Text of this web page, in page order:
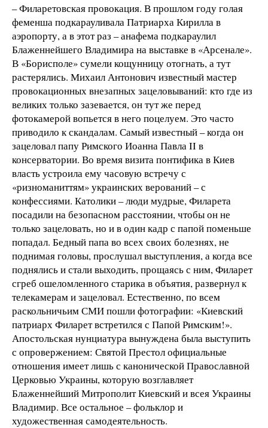
– Филаретовская провокация. В прошлом году голая
феменша подкарауливала Патриарха Кирилла в
аэропорту, а в этот раз – анафема подкараулил
Блаженнейшего Владимира на выставке в «Арсенале».
В «Борисполе» сумели кощунницу отогнать, а тут
растерялись. Михаил Антонович известный мастер
провокационных внезапных зацеловываний: кто где из
великих только зазевается, он тут же перед
фотокамерой вопьется в него поцелуем. Это часто
приводило к скандалам. Самый известный – когда он
зацеловал папу Римского Иоанна Павла II в
консерватории. Во время визита понтифика в Киев
власть устроила ему часовую встречу с
«ризноманиттям» украинских верований – с
конфессиями. Католики – люди мудрые, Филарета
посадили на безопасном расстоянии, чтобы он не
только зацеловать, но и в один кадр с папой поменьше
попадал. Бедный папа во всех своих болезнях, не
поднимая головы, прослушал выступления, а когда все
поднялись и стали выходить, прощаясь с ним, Филарет
сгреб ошеломленного старика в объятия, развернул к
телекамерам и зацеловал. Естественно, по всем
раскольничьим СМИ пошли фотографии: «Киевский
патриарх Филарет встретился с Папой Римским!».
Апостольская нунциатура вынуждена была выступить
с опровержением: Святой Престол официальные
отношения имеет лишь с канонической Православной
Церковью Украины, которую возглавляет
Блаженнейший Митрополит Киевский и всея Украины
Владимир. Все остальное – фольклор и
художественная самодеятельность.